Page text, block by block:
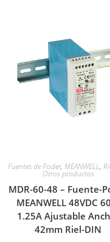
Fuentes de Poder, MEANWELL,
Otros productos
MDR-60-48 – Fuente-
MEANWELL 48VDC
1.25A Ajustable
42mm Riel-DIN